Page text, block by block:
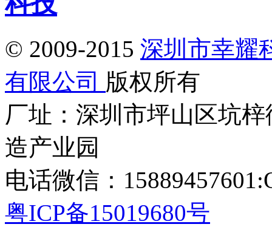
© 2009-2015 深圳市幸耀
有限公司 版权所有
厂址：深圳市坪山区坑
造产业园
电话微信：
粤ICP备15019680号